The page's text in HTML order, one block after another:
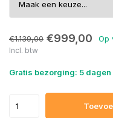
€1.139,00 €999,00 Op
Incl. btw
Gratis bezorging: 5